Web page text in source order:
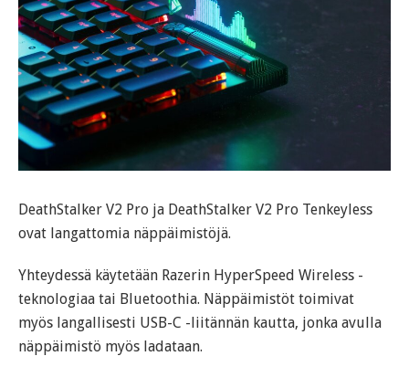
DeathStalker V2 Pro ja DeathStalker V2 Pro Tenkeyless
ovat langattomia näppäimistöjä.
Yhteydessä käytetään Razerin HyperSpeed Wireless -
teknologiaa tai Bluetoothia. Näppäimistöt toimivat
myös langallisesti USB-C -liitännän kautta, jonka avulla
näppäimistö myös ladataan.